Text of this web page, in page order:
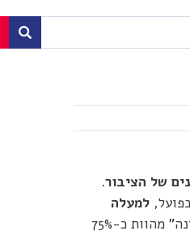
של הציבור.
למעלה
. "אדמות מדינה" מהוות כ-75%